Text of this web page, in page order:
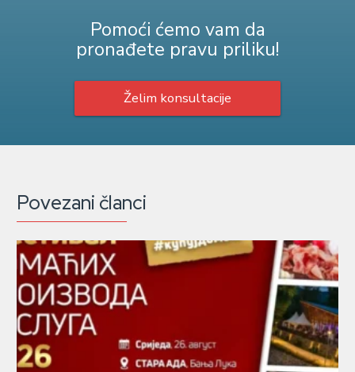
Pomoći ćemo vam da
pronađete pravu priliku!
Želim konsultacije
Povezani članci